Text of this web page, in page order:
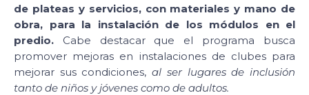
de plateas y servicios, con materiales y mano de
obra, para la instalación de los módulos en el
predio. Cabe destacar que el programa busca
promover mejoras en instalaciones de clubes para
mejorar sus condiciones,al ser lugares de inclusión
tanto de niños y jóvenes como de adultos.